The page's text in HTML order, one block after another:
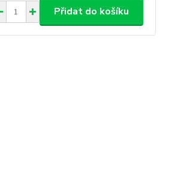
Přidat do košíku